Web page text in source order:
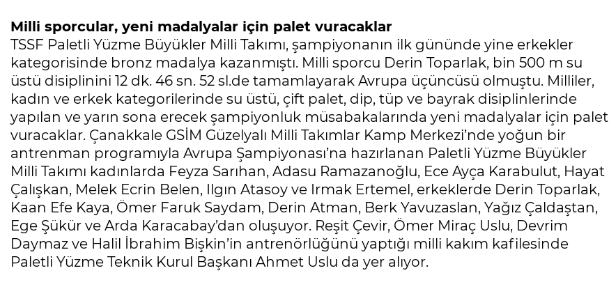
Milli sporcular, yeni madalyalar için palet vuracaklar
TSSF Paletli Yüzme Büyükler Milli Takımı, şampiyonanın ilk gününde yine erkekler
kategorisinde bronz madalya kazanmıştı. Milli sporcu Derin Toparlak, bin 500 m su
üstü disiplinini 12 dk. 46 sn. 52 sl.de tamamlayarak Avrupa üçüncüsü olmuştu. Milliler,
kadın ve erkek kategorilerinde su üstü, çift palet, dip, tüp ve bayrak disiplinlerinde
yapılan ve yarın sona erecek şampiyonluk müsabakalarında yeni madalyalar için palet
vuracaklar. Çanakkale GSİM Güzelyalı Milli Takımlar Kamp Merkezi’nde yoğun bir
antrenman programıyla Avrupa Şampiyonası’na hazırlanan Paletli Yüzme Büyükler
Milli Takımı kadınlarda Feyza Sarıhan, Adasu Ramazanoğlu, Ece Ayça Karabulut, Hayat
Çalışkan, Melek Ecrin Belen, Ilgın Atasoy ve Irmak Ertemel, erkeklerde Derin Toparlak,
Kaan Efe Kaya, Ömer Faruk Saydam, Derin Atman, Berk Yavuzaslan, Yağız Çaldaştan,
Ege Şükür ve Arda Karacabay’dan oluşuyor. Reşit Çevir, Ömer Miraç Uslu, Devrim
Daymaz ve Halil İbrahim Bişkin’in antrenörlüğünü yaptığı milli kakım kafilesinde
Paletli Yüzme Teknik Kurul Başkanı Ahmet Uslu da yer alıyor.